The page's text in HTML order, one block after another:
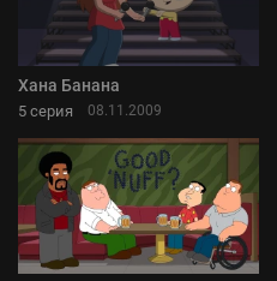
Хана Банана
5 серия 08.11.2009